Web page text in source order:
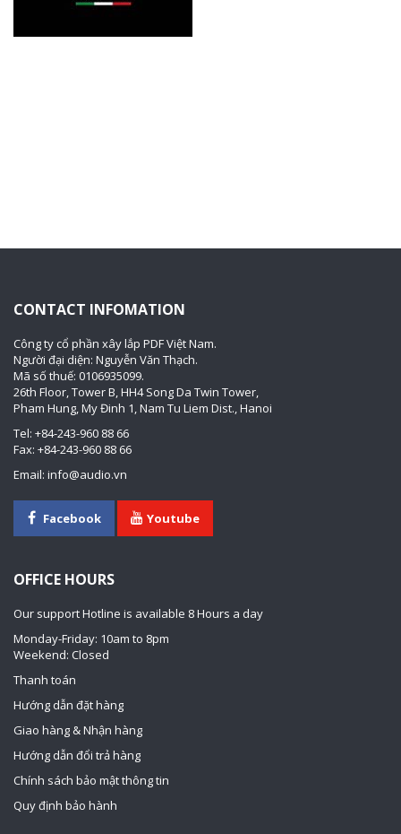
CONTACT INFOMATION
Công ty cổ phần xây lắp PDF Việt Nam.
Người đại diện: Nguyễn Văn Thạch.
Mã số thuế: 0106935099.
26th Floor, Tower B, HH4 Song Da Twin Tower,
Pham Hung, My Đinh 1, Nam Tu Liem Dist., Hanoi
Tel: +84-243-960 88 66
Fax: +84-243-960 88 66
Email: info@audio.vn
Facebook Youtube
OFFICE HOURS
Our support Hotline is available 8 Hours a day
Monday-Friday: 10am to 8pm
Weekend: Closed
Thanh toán
Hướng dẫn đặt hàng
Giao hàng & Nhận hàng
Hướng dẫn đổi trả hàng
Chính sách bảo mật thông tin
Quy định bảo hành